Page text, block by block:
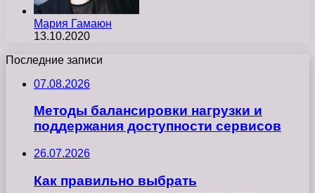
Мария Гамаюн
13.10.2020
Последние записи
07.08.2026
Методы балансировки нагрузки и
поддержания доступности сервисов
26.07.2026
Как правильно выбрать